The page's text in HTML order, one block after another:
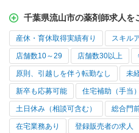
千葉県流山市の薬剤師求人を
産休・育休取得実績有り スキル
店舗数10～29 店舗数30以上
原則、引越しを伴う転勤なし 未
新卒も応募可能 住宅補助（手当
土日休み（相談可含む） 総合門
在宅業務あり 登録販売者の求人